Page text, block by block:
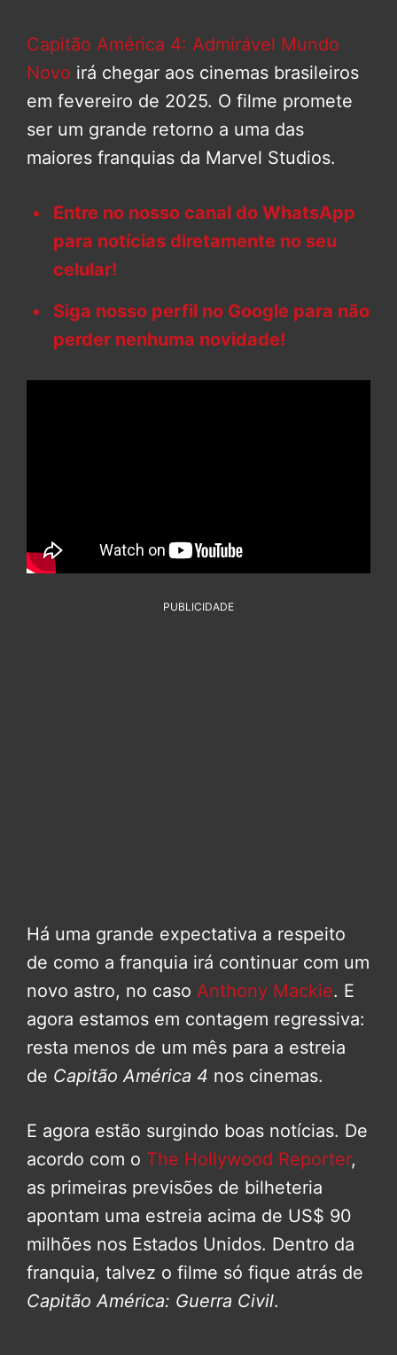
Capitão América 4: Admirável Mundo
Novo irá chegar aos cinemas brasileiros
em fevereiro de 2025. O filme promete
ser um grande retorno a uma das
maiores franquias da Marvel Studios.
Entre no nosso canal do WhatsApp
para notícias diretamente no seu
celular!
Siga nosso perfil no Google para não
perder nenhuma novidade!
PUBLICIDADE
Há uma grande expectativa a respeito
de como a franquia irá continuar com um
novo astro, no caso Anthony Mackie. E
agora estamos em contagem regressiva:
resta menos de um mês para a estreia
de Capitão América 4 nos cinemas.
E agora estão surgindo boas notícias. De
acordo com o The Hollywood Reporter,
as primeiras previsões de bilheteria
apontam uma estreia acima de US$ 90
milhões nos Estados Unidos. Dentro da
franquia, talvez o filme só fique atrás de
Capitão América: Guerra Civil.